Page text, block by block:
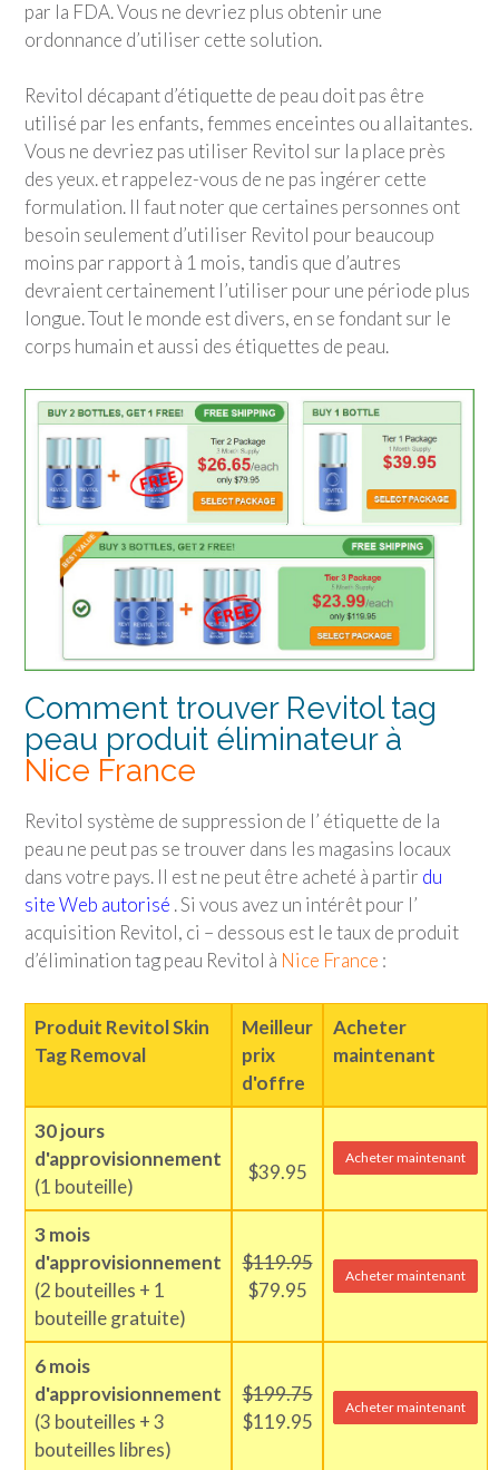
par la FDA. Vous ne devriez plus obtenir une
ordonnance d’utiliser cette solution.
Revitol décapant d’étiquette de peau doit pas être
utilisé par les enfants, femmes enceintes ou allaitantes.
Vous ne devriez pas utiliser Revitol sur la place près
des yeux. et rappelez-vous de ne pas ingérer cette
formulation. Il faut noter que certaines personnes ont
besoin seulement d’utiliser Revitol pour beaucoup
moins par rapport à 1 mois, tandis que d’autres
devraient certainement l’utiliser pour une période plus
longue. Tout le monde est divers, en se fondant sur le
corps humain et aussi des étiquettes de peau.
Comment trouver Revitol tag
peau produit éliminateur à
Nice France
Revitol système de suppression de l’ étiquette de la
peau ne peut pas se trouver dans les magasins locaux
dans votre pays. Il est ne peut être acheté à partir du
site Web autorisé . Si vous avez un intérêt pour l’
acquisition Revitol, ci – dessous est le taux de produit
d’élimination tag peau Revitol à Nice France :
Produit Revitol Skin
Tag Removal
Meilleur
prix
d'offre
Acheter
maintenant
30 jours
d'approvisionnement
(1 bouteille)
$39.95
Acheter maintenant
3 mois
d'approvisionnement
(2 bouteilles + 1
bouteille gratuite)
$119.95
$79.95
Acheter maintenant
6 mois
d'approvisionnement
(3 bouteilles + 3
bouteilles libres)
$199.75
$119.95
Acheter maintenant